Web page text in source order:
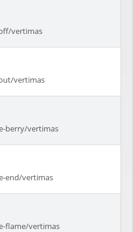
vertimas
vertimas
berry/vertimas
end/vertimas
flame/vertimas